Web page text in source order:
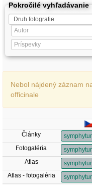
Pokročilé vyhľadávanie
Nebol nájdený záznam
officinale
Články
Fotogaléria
Atlas
Atlas - fotogaléria